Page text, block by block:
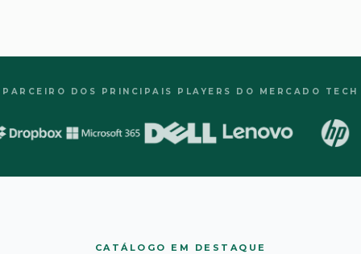
PARCEIRO DOS PRINCIPAIS PLAYERS DO MERCADO TECH
CATÁLOGO EM DESTAQUE